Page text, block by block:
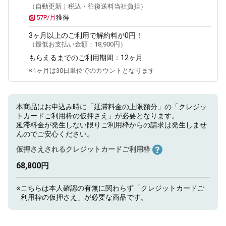
（自動更新｜税込・往復送料当社負担）
57P/月 獲得
3ヶ月 以上のご利用で解約料が0円！
（最低お支払い金額： 18,900円 ）
もらえるまでのご利用期間： 12ヶ月
※1ヶ月は30日単位でのカウントとなります
本商品はお申込み時に「延滞料金の上限額分」の「クレジッ
トカードご利用枠の仮押さえ」が必要となります。
延滞料金が発生しない限りご利用枠からの請求は発生しませ
んのでご安心ください。
仮押さえされるクレジットカードご利用枠
68,800円
※こちらは本人確認の有無に関わらず「クレジットカードご
利用枠の仮押さえ」が必要な商品です。